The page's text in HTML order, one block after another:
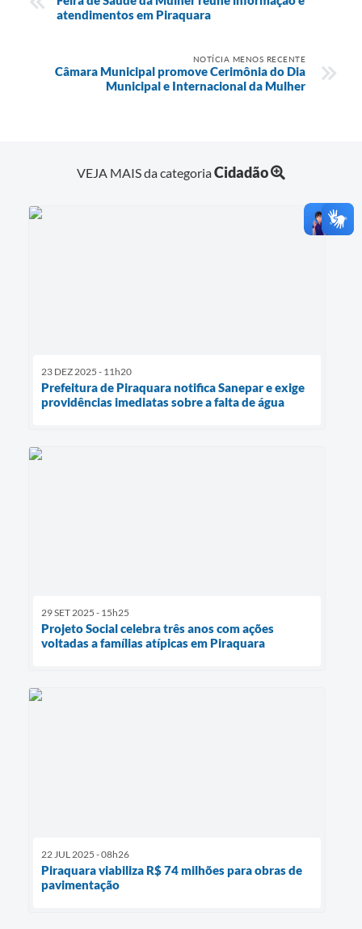
atendimentos em Piraquara
NOTÍCIA MENOS RECENTE
Câmara Municipal promove Cerimônia do Dia
Municipal e Internacional da Mulher
VEJA MAIS da categoriaCidadão
23 DEZ 2025 - 11h20
Prefeitura de Piraquara notifica Sanepar e exige
providências imediatas sobre a falta de água
29 SET 2025 - 15h25
Projeto Social celebra três anos com ações
voltadas a famílias atípicas em Piraquara
22 JUL 2025 - 08h26
Piraquara viabiliza R$ 74 milhões para obras de
pavimentação